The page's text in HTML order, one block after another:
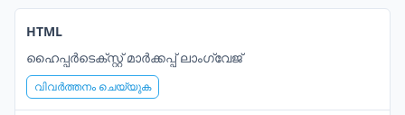
HTML
ഹൈപ്പർടെക്സ്റ്റ് മാർക്കപ്പ് ലാംഗ്വേജ്
വിവർത്തനം ചെയ്യുക